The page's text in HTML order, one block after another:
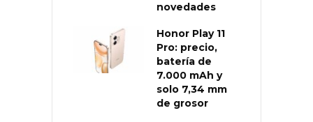
novedades
Honor Play 11
Pro: precio,
batería de
7.000 mAh y
solo 7,34 mm
de grosor